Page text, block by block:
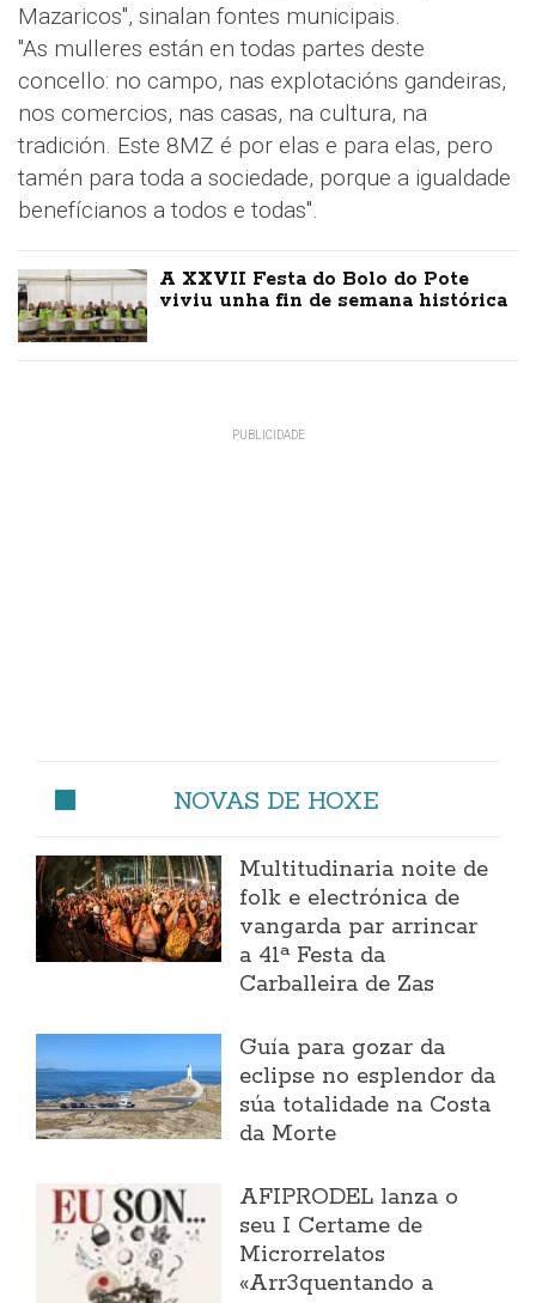
Mazaricos", sinalan fontes municipais.
"As mulleres están en todas partes deste
concello: no campo, nas explotacións gandeiras,
nos comercios, nas casas, na cultura, na
tradición. Este 8MZ é por elas e para elas, pero
tamén para toda a sociedade, porque a igualdade
benefícianos a todos e todas".
A XXVII Festa do Bolo do Pote
viviu unha fin de semana histórica
NOVAS DE HOXE
Multitudinaria noite de
folk e electrónica de
vangarda par arrincar
a 41ª Festa da
Carballeira de Zas
Guía para gozar da
eclipse no esplendor da
súa totalidade na Costa
da Morte
AFIPRODEL lanza o
seu I Certame de
Microrrelatos
«Arr3quentando a